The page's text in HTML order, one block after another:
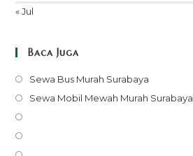
« Jul
Baca Juga
Sewa Bus Murah Surabaya
in
Sewa Mobil Mewah Murah Surabaya